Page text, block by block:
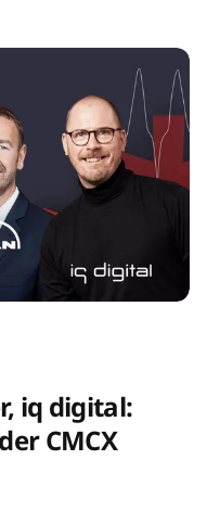
iq digital:
CMCX